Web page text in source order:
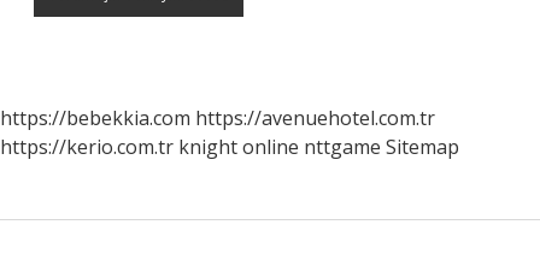
https://bebekkia.com https://avenuehotel.com.tr
https://kerio.com.tr knight online nttgame Sitemap